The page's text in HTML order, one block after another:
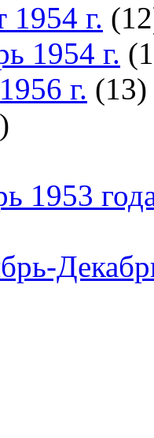
г.
1954 г.
г. (13)
1953